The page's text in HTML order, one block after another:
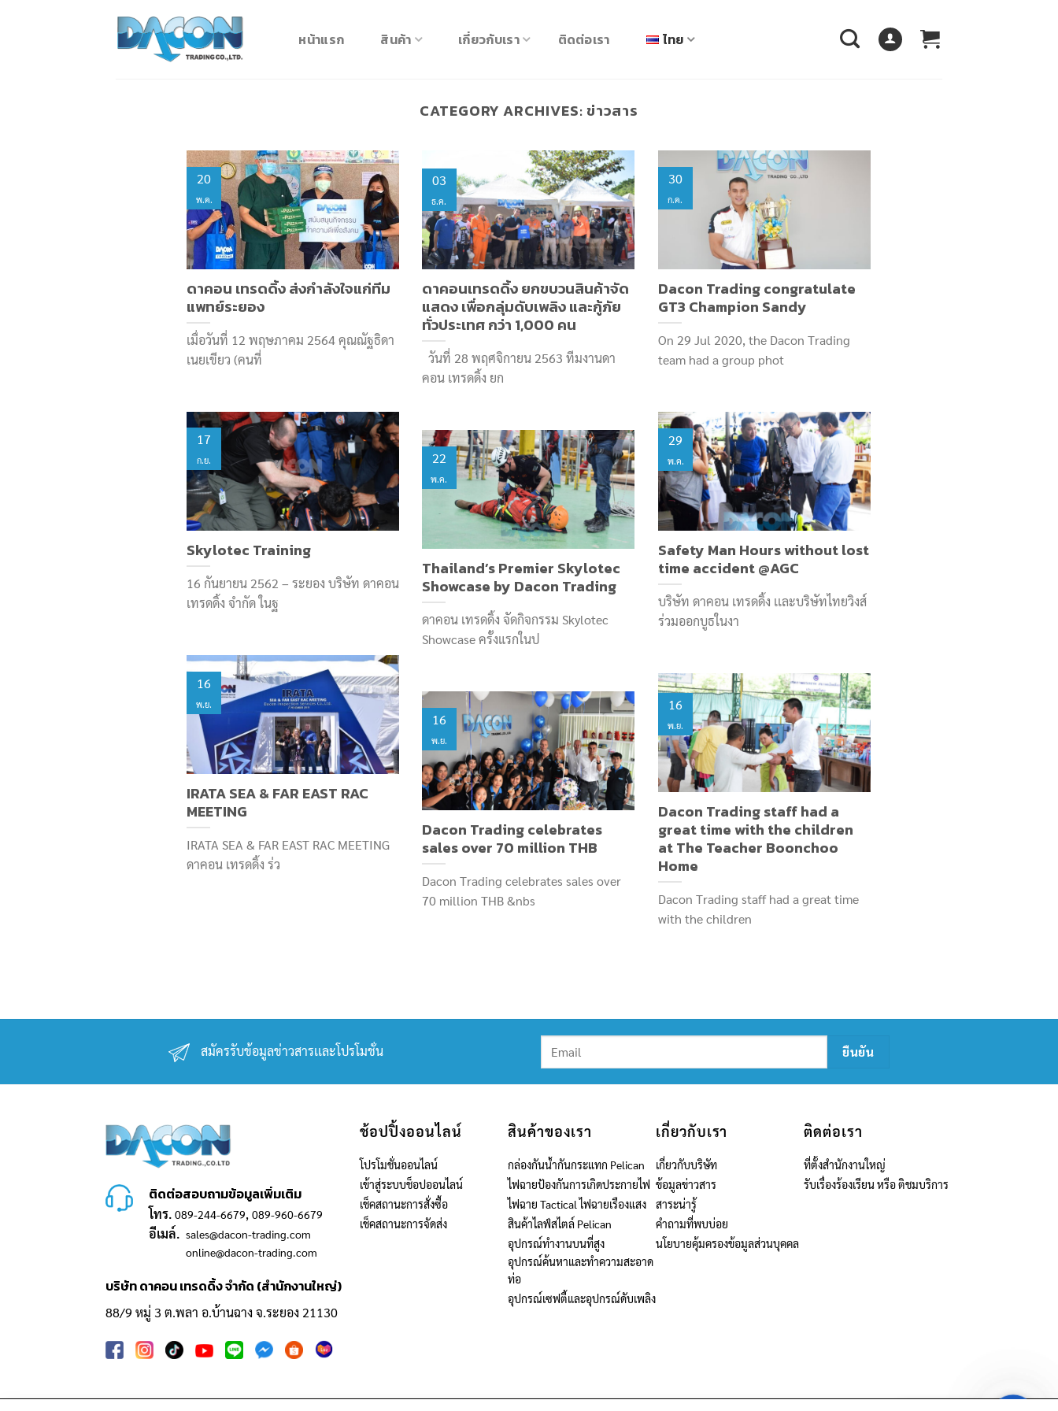
หน้าแรก สินค้า เกี่ยวกับเรา ติดต่อเรา ไทย
CATEGORY ARCHIVES:ข่าวสาร
ดาคอน เทรดดิ้ง ส่งกำลังใจแก่ทีม
แพทย์ระยอง
เมื่อวันที่ 12 พฤษภาคม 2564 คุณณัฐธิดา
เนยเขียว (คนที่
20
พ.ค.
ดาคอนเทรดดิ้ง ยกขบวนสินค้าจัด
แสดง เพื่อกลุ่มดับเพลิง และกู้ภัย
ทั่วประเทศ กว่า 1,000 คน
วันที่ 28 พฤศจิกายน 2563 ทีมงานดา
คอน เทรดดิ้ง ยก
03
ธ.ค.
Dacon Trading congratulate
GT3 Champion Sandy
On 29 Jul 2020, the Dacon Trading
team had a group phot
30
ก.ค.
Skylotec Training
16 กันยายน 2562 – ระยอง บริษัท ดาคอน
เทรดดิ้ง จำกัด ในฐ
17
ก.ย.
Safety Man Hours without lost
time accident @AGC​
บริษัท ดาคอน เทรดดิ้ง เเละบริษัทไทยวิงส์
ร่วมออกบูธในงา
29
พ.ค.
Thailand’s Premier Skylotec
Showcase by Dacon Trading​
ดาคอน เทรดดิ้ง จัดกิจกรรม Skylotec
Showcase ครั้งแรกในป
22
พ.ค.
IRATA SEA & FAR EAST RAC
MEETING
IRATA SEA & FAR EAST RAC MEETING
ดาคอน เทรดดิ้ง ร่ว
16
พ.ย.
Dacon Trading staff had a
great time with the children
at The Teacher Boonchoo
Home
Dacon Trading staff had a great time
with the children
16
พ.ย.
Dacon Trading celebrates
sales over 70 million THB
Dacon Trading celebrates sales over
70 million THB &nbs
16
พ.ย.
สมัครรับข้อมูลข่าวสารเเละโปรโมชั่น
ติดต่อสอบถามข้อมูลเพิ่มเติม
โทร. 089-244-6679,089-960-6679
อีเมล์. sales@dacon-trading.com
online@dacon-trading.com
บริษัท ดาคอน เทรดดิ้ง จำกัด (สำนักงานใหญ่)
88/9 หมู่ 3 ต.พลา อ.บ้านฉาง จ.ระยอง 21130
ช้อปปิ้งออนไลน์
โปรโมชั่นออนไลน์
เข้าสู่ระบบช็อปออนไลน์
เช็คสถานะการสั่งซื้อ
เช็คสถานะการจัดส่ง
สินค้าของเรา
กล่องกันน้ำกันกระแทก Pelican
ไฟฉายป้องกันการเกิดประกายไฟ
ไฟฉาย Tactical ไฟฉายเรืองแสง
สินค้าไลฟ์สไตล์ Pelican
อุปกรณ์ทำงานบนที่สูง
อุปกรณ์ค้นหาและทำความสะอาด
ท่อ
อุปกรณ์เซฟตี้และอุปกรณ์ดับเพลิง
เกี่ยวกับเรา
เกี่ยวกับบริษัท
ข้อมูลข่าวสาร
สาระน่ารู้
คำถามที่พบบ่อย
นโยบายคุ้มครองข้อมูลส่วนบุคคล
ติดต่อเรา
ที่ตั้งสำนักงานใหญ่
รับเรื่องร้องเรียน หรือ ติชมบริการ